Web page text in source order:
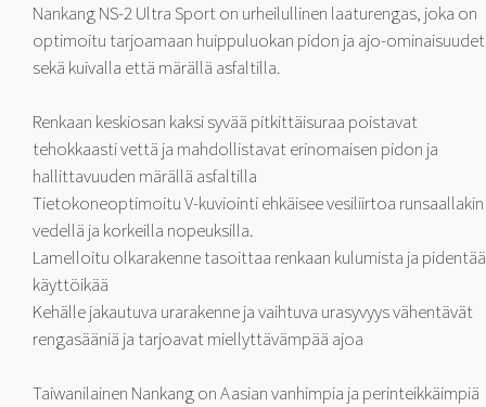
Nankang NS-2 Ultra Sport on urheilullinen laaturengas, joka on
optimoitu tarjoamaan huippuluokan pidon ja ajo-ominaisuudet
sekä kuivalla että märällä asfaltilla.
Renkaan keskiosan kaksi syvää pitkittäisuraa poistavat
tehokkaasti vettä ja mahdollistavat erinomaisen pidon ja
hallittavuuden märällä asfaltilla
Tietokoneoptimoitu V-kuviointi ehkäisee vesiliirtoa runsaallakin
vedellä ja korkeilla nopeuksilla.
Lamelloitu olkarakenne tasoittaa renkaan kulumista ja pidentää
käyttöikää
Kehälle jakautuva urarakenne ja vaihtuva urasyvyys vähentävät
rengasääniä ja tarjoavat miellyttävämpää ajoa
Taiwanilainen Nankang on Aasian vanhimpia ja perinteikkäimpiä